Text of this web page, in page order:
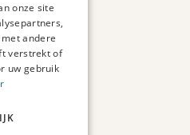
onze site
andere
verstrekt of
uw gebruik